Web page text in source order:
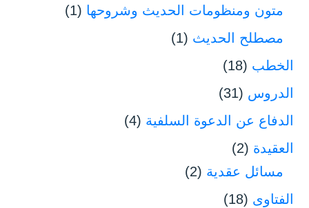
متون ومنظومات الحديث وشروحها (1)
مصطلح الحديث (1)
الخطب (18)
الدروس (31)
الدفاع عن الدعوة السلفية (4)
العقيدة (2)
مسائل عقدية (2)
الفتاوى (18)